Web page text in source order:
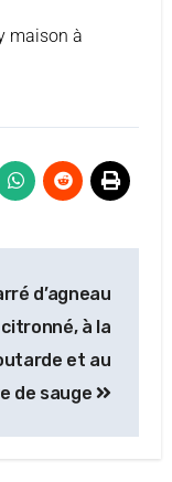
maison à
d’agneau
citronné, à la
et au
de sauge